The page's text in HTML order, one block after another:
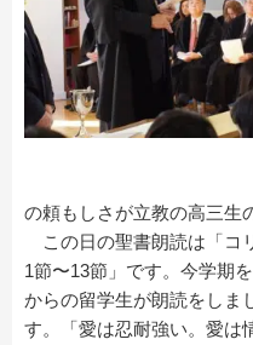
の頼もしさが立教の高三生
この日の聖書朗読は「コ
1節〜13節」です。今学期
からの留学生が朗読をしま
す。「愛は忍耐強い。愛は